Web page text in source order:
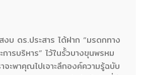
บ ดร.ประสาร ได้ฝาก “มรดกทาง
ารบริหาร” ไว้ในรั้วบางขุนพรหม
จะพาคุณไปเจาะลึกองค์ความรู้ฉบับ